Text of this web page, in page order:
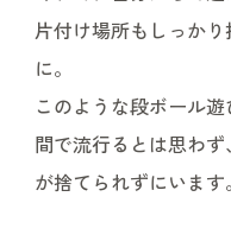
片付け場所もしっか
に。
このような段ボール
間で流行るとは思わ
が捨てられずにいます。